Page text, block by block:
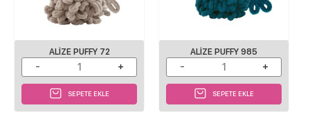
ALIZE PUFFY 72
SEPETE EKLE
ALIZE PUFFY 985
SEPETE EKLE